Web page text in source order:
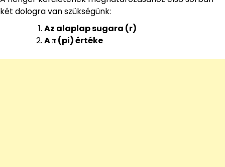
két dologra van szükségünk:
Az alaplap sugara (r)
A π (pi) értéke